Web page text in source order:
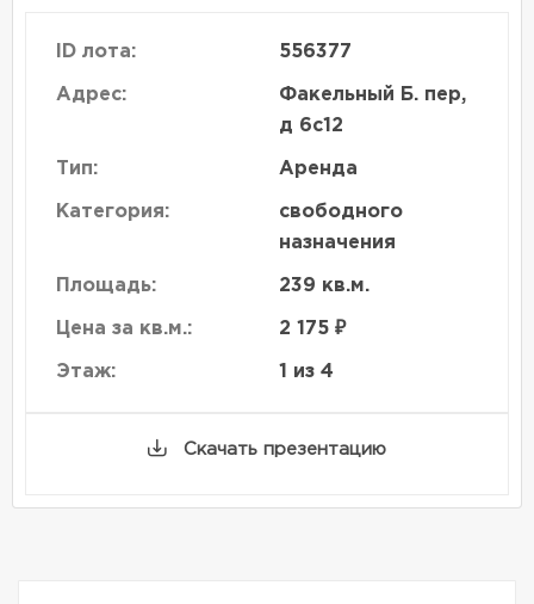
ID лота: 556377
Адрес:
Факельный Б. пер,
д 6с12
Тип: Аренда
Категория:
свободного
назначения
Площадь: 239 кв.м.
Цена за кв.м.: 2 175 ₽
Этаж: 1 из 4
Скачать презентацию